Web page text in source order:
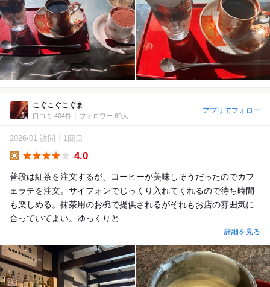
こぐこぐこぐま
口コミ 404件 フォロワー 69人
アプリでフォロー
2026/01 訪問 1回目
4.0
普段は紅茶を注文するが、コーヒーが美味しそうだったのでカフ
ェラテを注文。サイフォンでじっくり入れてくれるので待ち時間
も楽しめる。抹茶用のお椀で提供されるがそれもお店の雰囲気に
合っていてよい。ゆっくりと...
詳細を見る